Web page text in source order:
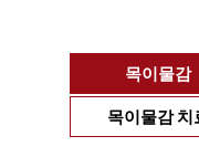
목이물감
목이물감 치